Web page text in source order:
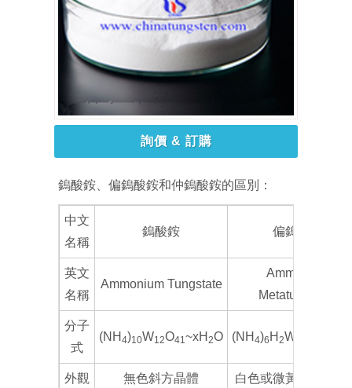
詢價 & 訂購
鎢酸銨、偏鎢酸銨和仲鎢酸銨的區別：
中文
名稱
鎢酸銨 偏鎢酸銨
英文
名稱
Ammonium Tungstate
Ammonium
Metatungstate
分子
式
(NH 4)10W12O41~xH 2O (NH 4)6 H 2W
外觀 無色斜方晶體 白色或微黃色結晶粉